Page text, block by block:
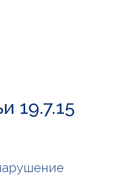
19.7.15